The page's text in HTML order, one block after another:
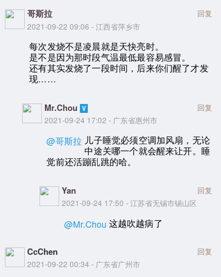
哥斯拉
2021-09-22 09:06 - 江西省萍乡市
回复
每次发烧不是凌晨就是天快亮时。
是不是因为那时段气温最低最容易感冒。
还有其实发烧了一段时间，后来你们醒了才发
现……
Mr.Chou
2021-09-24 17:02 - 广东省惠州市
回复
@哥斯拉 儿子睡觉必须空调加风扇，无论
中途关哪一个就会醒来让开。睡
觉前还活蹦乱跳的哈。
Yan
2021-09-24 17:50 - 江苏省无锡市锡山区
回复
@Mr.Chou 这越吹越病了
CcChen
2021-09-22 00:34 - 广东省广州市
回复